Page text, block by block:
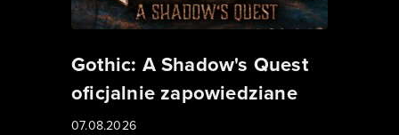
Gothic: A Shadow's Quest
oficjalnie zapowiedziane
07.08.2026